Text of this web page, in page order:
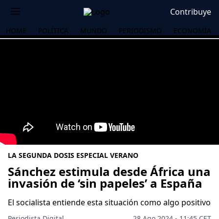
Contribuye
HOME POLÍTICA MUNDO PERIODISMO ECONOMÍA
LA SEGUNDA DOSIS ESPECIAL VERANO
Sánchez estimula desde África una
invasión de ‘sin papeles’ a España
El socialista entiende esta situación como algo positivo